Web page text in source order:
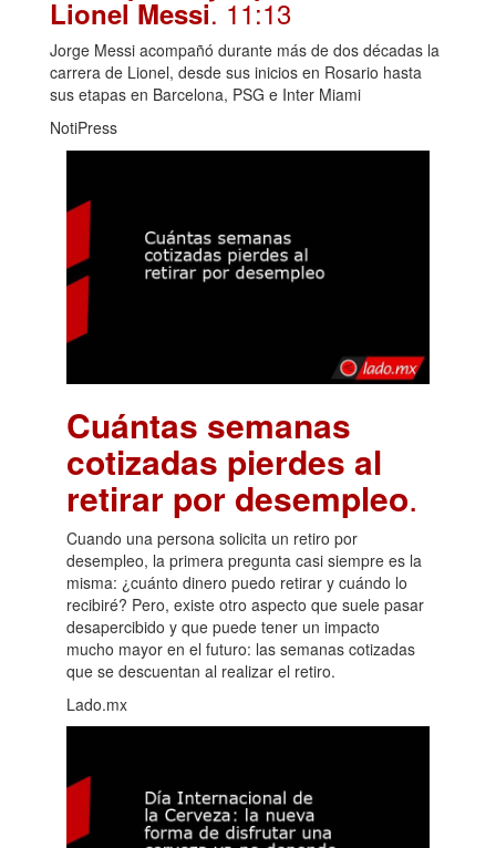
Lionel Messi. 11:13
Jorge Messi acompañó durante más de dos décadas la
carrera de Lionel, desde sus inicios en Rosario hasta
sus etapas en Barcelona, PSG e Inter Miami
NotiPress
Cuántas semanas
cotizadas pierdes al
retirar por desempleo.
Cuando una persona solicita un retiro por
desempleo, la primera pregunta casi siempre es la
misma: ¿cuánto dinero puedo retirar y cuándo lo
recibiré? Pero, existe otro aspecto que suele pasar
desapercibido y que puede tener un impacto
mucho mayor en el futuro: las semanas cotizadas
que se descuentan al realizar el retiro.
Lado.mx